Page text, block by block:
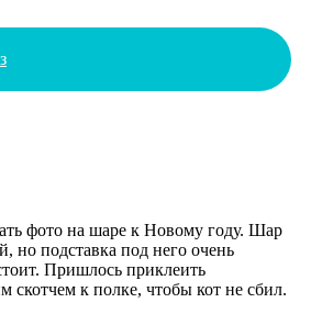
фото на шаре к Новому году. Шар
но подставка под него очень
Пришлось приклеить
скотчем к полке, чтобы кот не сбил.